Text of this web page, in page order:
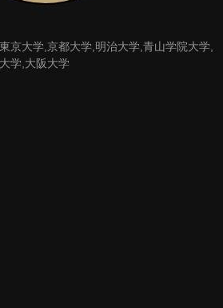
京大学,京都大学,明治大学,青山学院大学,
学,大阪大学